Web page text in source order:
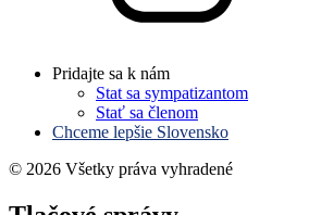
Pridajte sa k nám
Stat sa sympatizantom
Stať sa členom
Chceme lepšie Slovensko
© 2026 Všetky práva vyhradené